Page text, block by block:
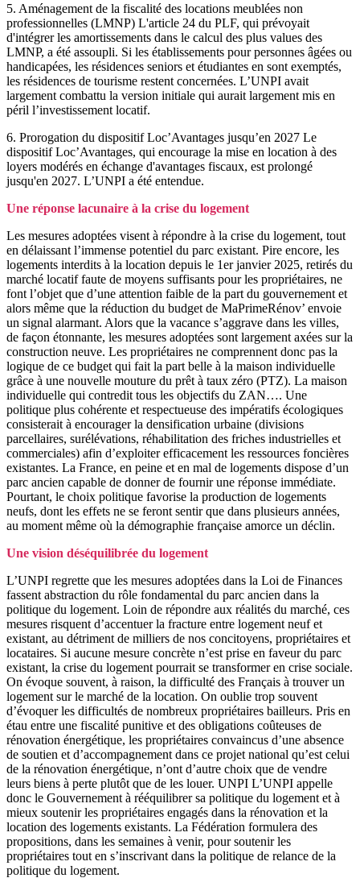
5. Aménagement de la fiscalité des locations meublées non
professionnelles (LMNP) L'article 24 du PLF, qui prévoyait
d'intégrer les amortissements dans le calcul des plus values des
LMNP, a été assoupli. Si les établissements pour personnes âgées ou
handicapées, les résidences seniors et étudiantes en sont exemptés,
les résidences de tourisme restent concernées. L’UNPI avait
largement combattu la version initiale qui aurait largement mis en
péril l’investissement locatif.
6. Prorogation du dispositif Loc’Avantages jusqu’en 2027 Le
dispositif Loc’Avantages, qui encourage la mise en location à des
loyers modérés en échange d'avantages fiscaux, est prolongé
jusqu'en 2027. L’UNPI a été entendue.
Une réponse lacunaire à la crise du logement
Les mesures adoptées visent à répondre à la crise du logement, tout
en délaissant l’immense potentiel du parc existant. Pire encore, les
logements interdits à la location depuis le 1er janvier 2025, retirés du
marché locatif faute de moyens suffisants pour les propriétaires, ne
font l’objet que d’une attention faible de la part du gouvernement et
alors même que la réduction du budget de MaPrimeRénov’ envoie
un signal alarmant. Alors que la vacance s’aggrave dans les villes,
de façon étonnante, les mesures adoptées sont largement axées sur la
construction neuve. Les propriétaires ne comprennent donc pas la
logique de ce budget qui fait la part belle à la maison individuelle
grâce à une nouvelle mouture du prêt à taux zéro (PTZ). La maison
individuelle qui contredit tous les objectifs du ZAN…. Une
politique plus cohérente et respectueuse des impératifs écologiques
consisterait à encourager la densification urbaine (divisions
parcellaires, surélévations, réhabilitation des friches industrielles et
commerciales) afin d’exploiter efficacement les ressources foncières
existantes. La France, en peine et en mal de logements dispose d’un
parc ancien capable de donner de fournir une réponse immédiate.
Pourtant, le choix politique favorise la production de logements
neufs, dont les effets ne se feront sentir que dans plusieurs années,
au moment même où la démographie française amorce un déclin.
Une vision déséquilibrée du logement
L’UNPI regrette que les mesures adoptées dans la Loi de Finances
fassent abstraction du rôle fondamental du parc ancien dans la
politique du logement. Loin de répondre aux réalités du marché, ces
mesures risquent d’accentuer la fracture entre logement neuf et
existant, au détriment de milliers de nos concitoyens, propriétaires et
locataires. Si aucune mesure concrète n’est prise en faveur du parc
existant, la crise du logement pourrait se transformer en crise sociale.
On évoque souvent, à raison, la difficulté des Français à trouver un
logement sur le marché de la location. On oublie trop souvent
d’évoquer les difficultés de nombreux propriétaires bailleurs. Pris en
étau entre une fiscalité punitive et des obligations coûteuses de
rénovation énergétique, les propriétaires convaincus d’une absence
de soutien et d’accompagnement dans ce projet national qu’est celui
de la rénovation énergétique, n’ont d’autre choix que de vendre
leurs biens à perte plutôt que de les louer. UNPI L’UNPI appelle
donc le Gouvernement à rééquilibrer sa politique du logement et à
mieux soutenir les propriétaires engagés dans la rénovation et la
location des logements existants. La Fédération formulera des
propositions, dans les semaines à venir, pour soutenir les
propriétaires tout en s’inscrivant dans la politique de relance de la
politique du logement.